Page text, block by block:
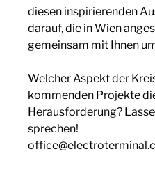
diesen inspirierenden
darauf, die in Wien
gemeinsam mit Ihnen
Welcher Aspekt der
kommenden Projekte
Herausforderung?
sprechen!